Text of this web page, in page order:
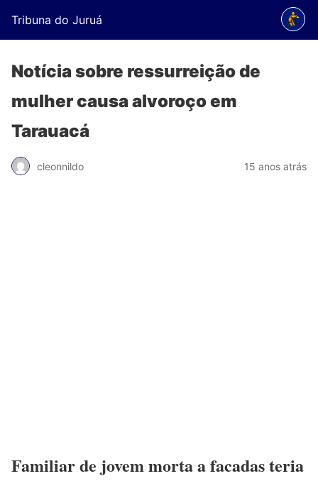
Tribuna do Juruá
Notícia sobre ressurreição de
mulher causa alvoroço em
Tarauacá
cleonnildo 15 anos atrás
Familiar de jovem morta a facadas teria